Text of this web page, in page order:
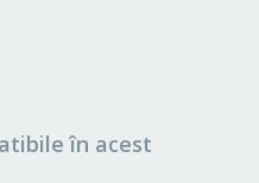
în acest